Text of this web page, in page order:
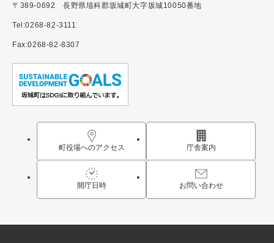
〒389-0692 長野県埴科郡坂城町大字坂城10050番地
Tel:0268-82-3111
Fax:0268-82-8307
町役場へのアクセス 庁舎案内
開庁日時 お問い合わせ